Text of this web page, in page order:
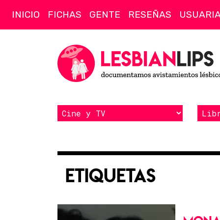
INICIO FICHAS GENTE RESEÑAS
Etiquetas